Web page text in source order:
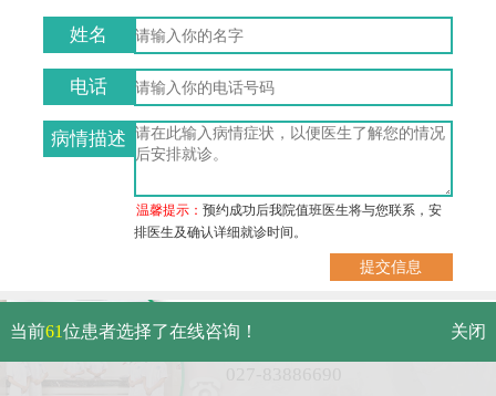
姓名
电话
病情描述
温馨提示：预约成功后我院值班医生将与您联系，安
排医生及确认详细就诊时间。
武汉市硚口区解放大道479号
当前61位患者选择了在线咨询！ 关闭